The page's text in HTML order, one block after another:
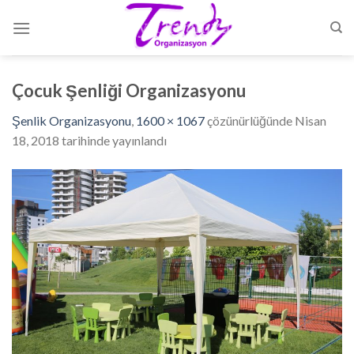
Çocuk Şenliği Organizasyonu
Şenlik Organizasyonu, 1600 × 1067çözünürlüğünde Nisan
18, 2018 tarihinde yayınlandı